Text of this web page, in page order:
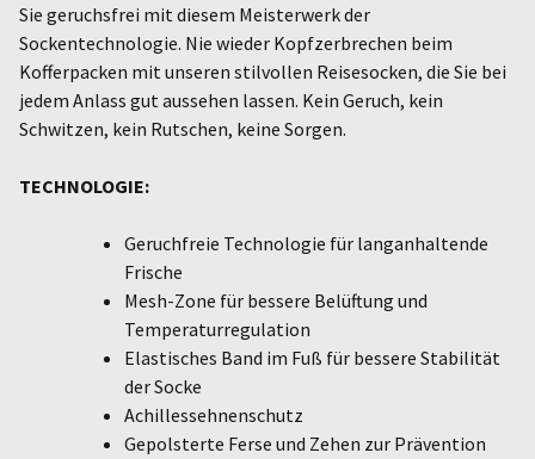
Sie geruchsfrei mit diesem Meisterwerk der
Sockentechnologie. Nie wieder Kopfzerbrechen beim
Kofferpacken mit unseren stilvollen Reisesocken, die Sie bei
jedem Anlass gut aussehen lassen. Kein Geruch, kein
Schwitzen, kein Rutschen, keine Sorgen.
TECHNOLOGIE:
Geruchfreie Technologie für langanhaltende
Frische
Mesh-Zone für bessere Belüftung und
Temperaturregulation
Elastisches Band im Fuß für bessere Stabilität
der Socke
Achillessehnenschutz
Gepolsterte Ferse und Zehen zur Prävention